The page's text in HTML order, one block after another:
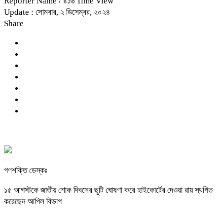
Update : সোমবার, ২ ডিসেম্বর, ২০২৪
Share
গণশক্তি ডেস্কঃ
১৫ আগস্টকে জাতীয় শোক দিবসের ছুটি ঘোষণা করে হাইকোর্টের দেওয়া রায় স্থগিত
করেছেন আপিল বিভাগ